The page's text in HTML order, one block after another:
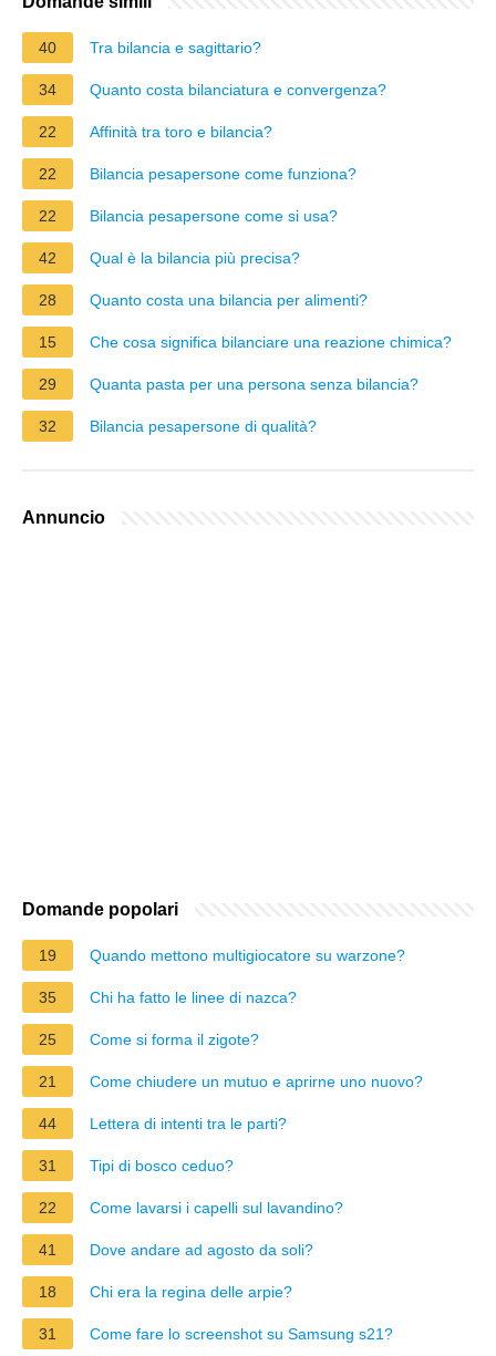
40 Tra bilancia e sagittario?
34 Quanto costa bilanciatura e convergenza?
22 Affinità tra toro e bilancia?
22 Bilancia pesapersone come funziona?
22 Bilancia pesapersone come si usa?
42 Qual è la bilancia più precisa?
28 Quanto costa una bilancia per alimenti?
15 Che cosa significa bilanciare una reazione chimica?
29 Quanta pasta per una persona senza bilancia?
32 Bilancia pesapersone di qualità?
Annuncio
Domande popolari
19 Quando mettono multigiocatore su warzone?
35 Chi ha fatto le linee di nazca?
25 Come si forma il zigote?
21 Come chiudere un mutuo e aprirne uno nuovo?
44 Lettera di intenti tra le parti?
31 Tipi di bosco ceduo?
22 Come lavarsi i capelli sul lavandino?
41 Dove andare ad agosto da soli?
18 Chi era la regina delle arpie?
31 Come fare lo screenshot su Samsung s21?